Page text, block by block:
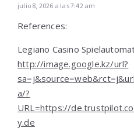
julio 8, 2026 a las 7:42 am
References:
Legiano Casino
http://image.google.kz/url?
a/?
URL=https://
y.de